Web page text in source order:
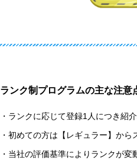
ランク制プログラムの主な注意
・ランクに応じて登録1人につき紹
・初めての方は【レギュラー】から
・当社の評価基準によりランクが変